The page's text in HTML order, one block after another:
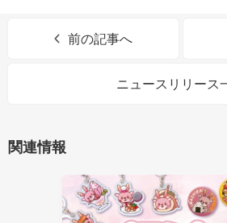
前の記事へ
ニュースリリース
関連情報